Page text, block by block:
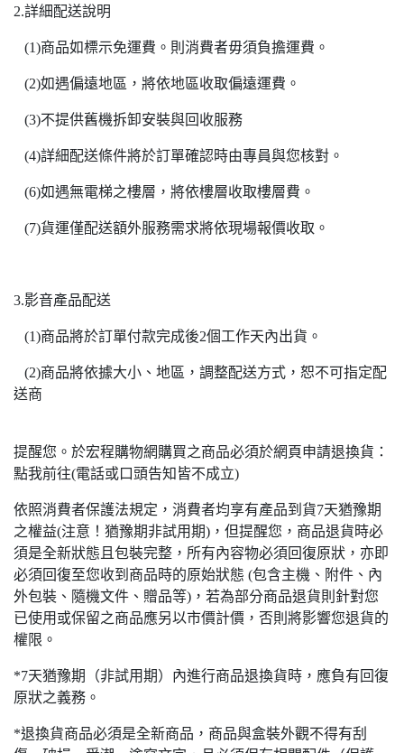
2.詳細配送說明
(1)商品如標示免運費。則消費者毋須負擔運費。
(2)如遇偏遠地區，將依地區收取偏遠運費。
(3)不提供舊機拆卸安裝與回收服務
(4)詳細配送條件將於訂單確認時由專員與您核對。
(6)如遇無電梯之樓層，將依樓層收取樓層費。
(7)貨運僅配送額外服務需求將依現場報價收取。
3.影音產品配送
(1)商品將於訂單付款完成後2個工作天內出貨。
(2)商品將依據大小、地區，調整配送方式，恕不可指定配
送商
提醒您。於宏程購物網購買之商品必須於網頁申請退換貨：
點我前往(電話或口頭告知皆不成立)
依照消費者保護法規定，消費者均享有產品到貨7天猶豫期
之權益(注意！猶豫期非試用期)，但提醒您，商品退貨時必
須是全新狀態且包裝完整，所有內容物必須回復原狀，亦即
必須回復至您收到商品時的原始狀態 (包含主機、附件、內
外包裝、隨機文件、贈品等)，若為部分商品退貨則針對您
已使用或保留之商品應另以市價計價，否則將影響您退貨的
權限。
*7天猶豫期（非試用期）內進行商品退換貨時，應負有回復
原狀之義務。
*退換貨商品必須是全新商品，商品與盒裝外觀不得有刮